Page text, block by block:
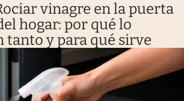
vinagre en la puerta
hogar: por qué lo
tanto y para qué sirve